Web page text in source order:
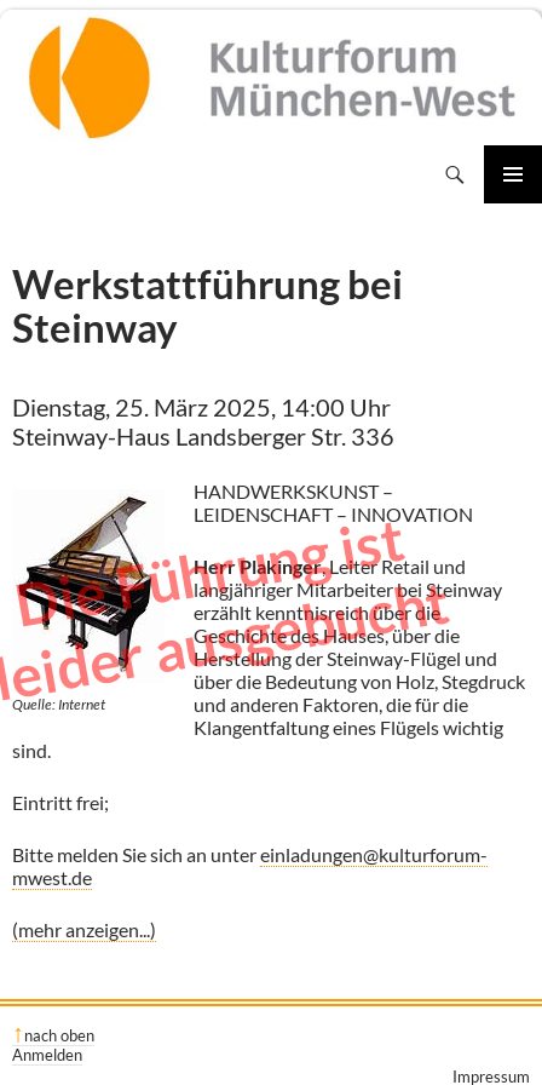
Inhalt
springen
Werkstattführung bei
Steinway
Dienstag, 25. März 2025, 14:00 Uhr
Steinway-Haus Landsberger Str. 336
Quelle: Internet
HANDWERKSKUNST –
LEIDENSCHAFT – INNOVATION
Herr Plakinger, Leiter Retail und
langjähriger Mitarbeiter bei Steinway
erzählt kenntnisreich über die
Geschichte des Hauses, über die
Herstellung der Steinway-Flügel und
über die Bedeutung von Holz, Stegdruck
und anderen Faktoren, die für die
Klangentfaltung eines Flügels wichtig
sind.
i
e
F
ü
h
r
u
n
g
i
s
t
l
e
i
d
e
r
a
u
s
g
e
b
u
c
h
Eintritt frei;
Bitte melden Sie sich an untereinladungen@kulturforum-
mwest.de
(mehr anzeigen...)
nach oben
Anmelden
Impressum